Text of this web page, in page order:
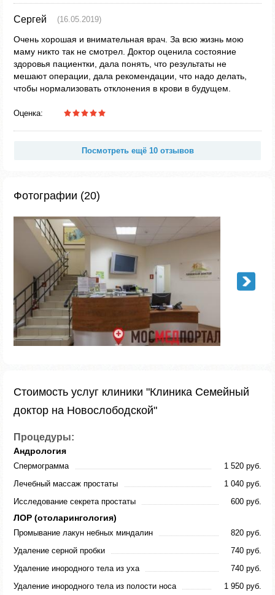
Сергей (16.05.2019)
Очень хорошая и внимательная врач. За всю жизнь мою
маму никто так не смотрел. Доктор оценила состояние
здоровья пациентки, дала понять, что результаты не
мешают операции, дала рекомендации, что надо делать,
чтобы нормализовать отклонения в крови в будущем.
Оценка:
Посмотреть ещё 10 отзывов
Фотографии (20)
Стоимость услуг клиники "Клиника Семейный
доктор на Новослободской"
Процедуры:
Андрология
Спермограмма
1 520 руб.
Лечебный массаж простаты
1 040 руб.
Исследование секрета простаты
600 руб.
ЛОР (отоларингология)
Промывание лакун небных миндалин
820 руб.
Удаление серной пробки
740 руб.
Удаление инородного тела из уха
740 руб.
Удаление инородного тела из полости носа
1 950 руб.